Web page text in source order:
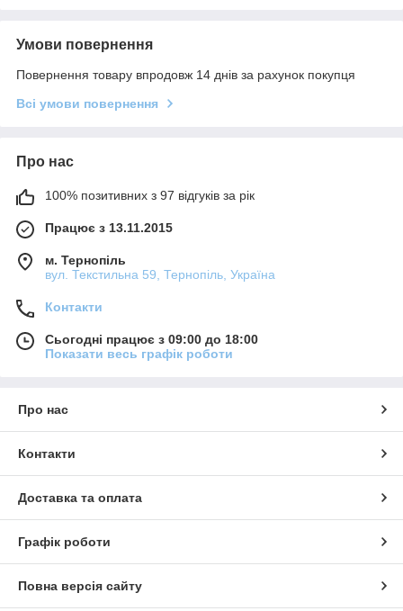
Умови повернення
Повернення товару впродовж 14 днів за рахунок покупця
Всі умови повернення
Про нас
100% позитивних з 97 відгуків за рік
Працює з 13.11.2015
м. Тернопіль
вул. Текстильна 59, Тернопіль, Україна
Контакти
Сьогодні працює з 09:00 до 18:00
Показати весь графік роботи
Про нас
Контакти
Доставка та оплата
Графік роботи
Повна версія сайту